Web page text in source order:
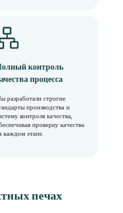
контроль
процесса
разработали строгие
производства и
контроля качества,
проверку качества
каждом этапе.
печах